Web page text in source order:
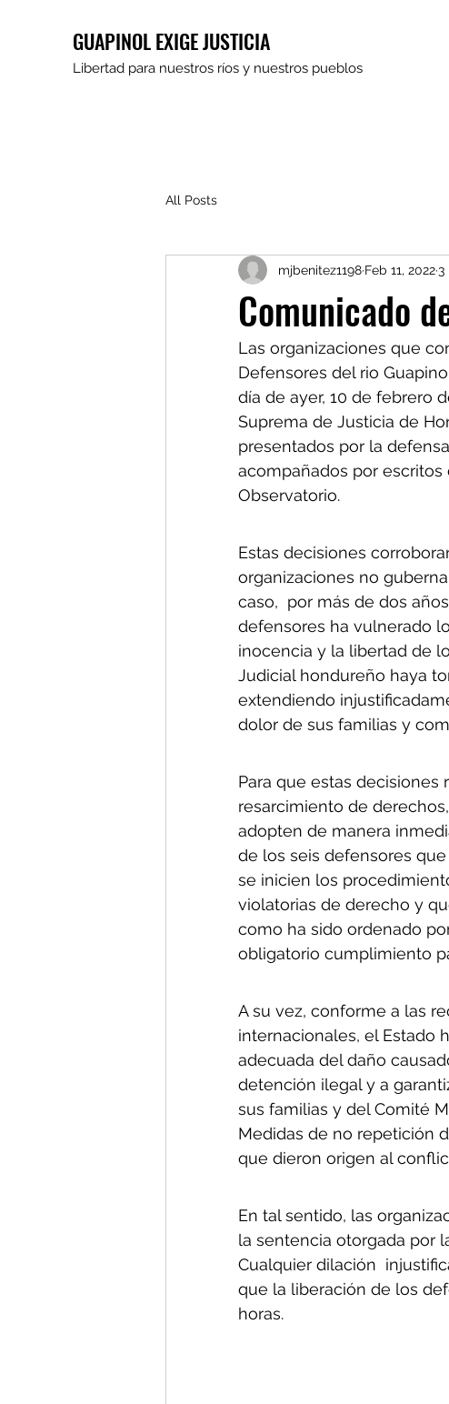
GUAPINOL EXIGE JUSTICIA
Libertad para nuestros ríos y nuestros pueblos
All Posts
Comunicado
mjbenitez1198 Feb 11, 20223
Las organizaciones que
Defensores del rio
día de ayer, 10 de febrero
Suprema de Justicia de
presentados por la
acompañados por escritos
Observatorio.
Estas decisiones
organizaciones no
caso,  por más de dos
defensores ha vulnerado
inocencia y la libertad de
Judicial hondureño haya
extendiendo
dolor de sus familias y
Para que estas
resarcimiento de
adopten de manera
de los seis defensores
se inicien los
violatorias de derecho y
como ha sido ordenado
obligatorio cumplimiento
A su vez, conforme a las
internacionales, el Estado
adecuada del daño
detención ilegal y a
sus familias y del Comité
Medidas de no repetición
que dieron origen al
En tal sentido, las
la sentencia otorgada por
Cualquier dilación
que la liberación de los
horas.